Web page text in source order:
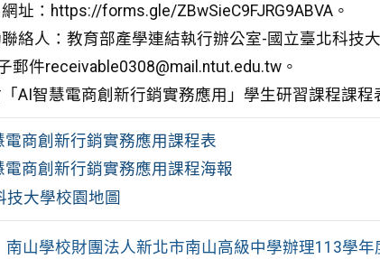
址：https://forms.gle/ZBwSieC9FJRG9ABVA。
絡人：教育部產學連結執行辦公室-國立臺北科技
郵件receivable0308@mail.ntut.edu.tw。
AI智慧電商創新行銷實務應用」學生研習課程課程
電商創新行銷實務應用課程表
電商創新行銷實務應用課程海報
技大學校園地圖
南山學校財團法人新北市南山高級中學辦理113學年